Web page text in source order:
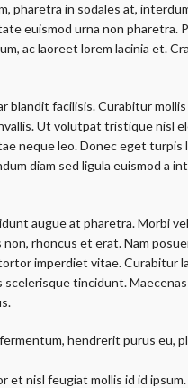
pharetra in sodales at,
euismod urna non pharetra.
ac laoreet lorem lacinia et.
blandit facilisis. Curabitur
Ut volutpat tristique nisl
neque leo. Donec eget turpis
diam sed ligula euismod a
augue at pharetra. Morbi
non, rhoncus et erat. Nam
imperdiet vitae. Curabitur
tincidunt. Maecenas
hendrerit purus eu,
et nisl feugiat mollis id id ipsum.